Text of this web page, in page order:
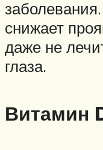
снижает
даже не
глаза.
Витамин